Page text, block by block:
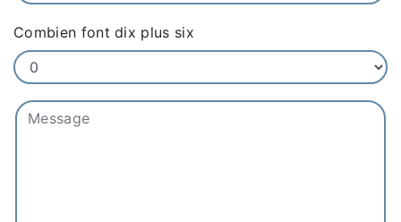
Combien font dix plus six